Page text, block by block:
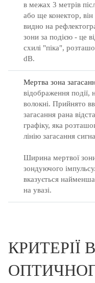
в межах 3 метрів
або ще конектор,
видно на
зони за подією - це
схилі "піка",
dB.
Мертва зона
відображення
волокні. Прийнято
загасання рана
графіку, яка
лінію загасання
Ширина мертвої
зондуючого імпульсу.
вказується
на увазі.
КРИТЕРІЇ